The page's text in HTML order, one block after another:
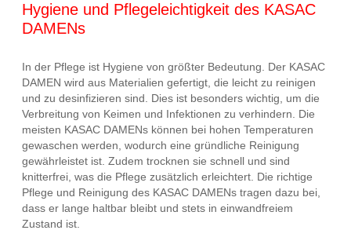
Hygiene und Pflegeleichtigkeit des KASAC
DAMENs
In der Pflege ist Hygiene von größter Bedeutung. Der KASAC
DAMEN wird aus Materialien gefertigt, die leicht zu reinigen
und zu desinfizieren sind. Dies ist besonders wichtig, um die
Verbreitung von Keimen und Infektionen zu verhindern. Die
meisten KASAC DAMENs können bei hohen Temperaturen
gewaschen werden, wodurch eine gründliche Reinigung
gewährleistet ist. Zudem trocknen sie schnell und sind
knitterfrei, was die Pflege zusätzlich erleichtert. Die richtige
Pflege und Reinigung des KASAC DAMENs tragen dazu bei,
dass er lange haltbar bleibt und stets in einwandfreiem
Zustand ist.